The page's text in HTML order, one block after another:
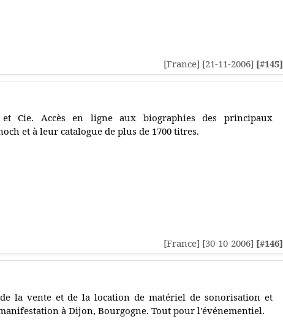
[France] [21-11-2006] [#145]
et Cie. Accès en ligne aux biographies des principaux
et à leur catalogue de plus de 1700 titres.
[France] [30-10-2006] [#146]
la vente et de la location de matériel de sonorisation et
à Dijon, Bourgogne. Tout pour l'événementiel.